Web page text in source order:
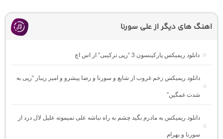
اهنگ های دیگر از علی سورنا
دانلود ریمیکس پارکینسون 3 “رپی ترکیبی” از اس اچ
دانلود ریمیکس زخم غروب از شایع و سورنا و رضا پیشرو و امیر ریبار “رپی به
شدت غمگین”
دانلود ریمیکس به مادرم بگید چشم به راه نباشه علی نمیمونه علیل لال درد از
سورنا و بهرام